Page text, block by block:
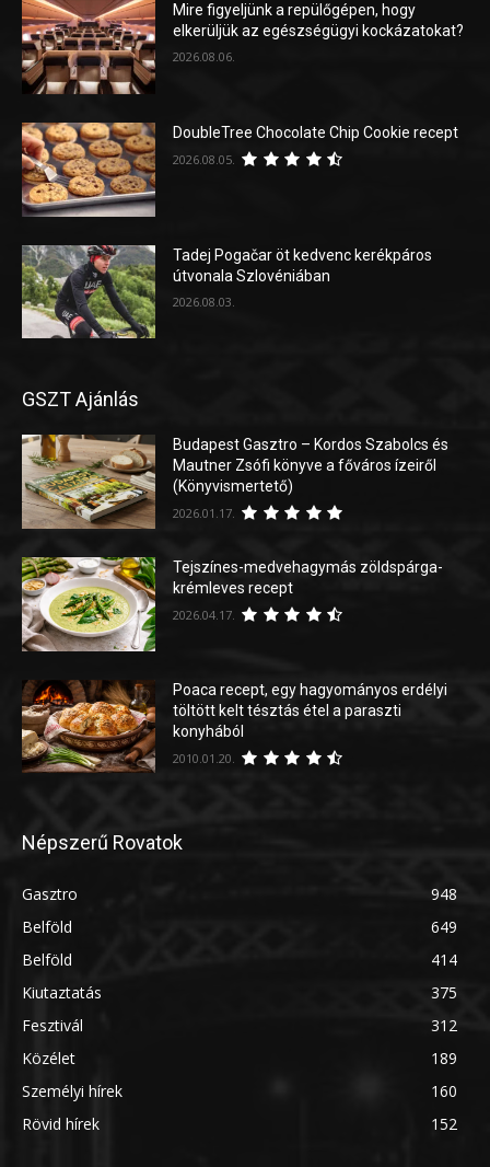
Mire figyeljünk a repülőgépen, hogy
elkerüljük az egészségügyi kockázatokat?
2026.08.06.
DoubleTree Chocolate Chip Cookie recept
2026.08.05.
Tadej Pogačar öt kedvenc kerékpáros
útvonala Szlovéniában
2026.08.03.
GSZT Ajánlás
Budapest Gasztro – Kordos Szabolcs és
Mautner Zsófi könyve a főváros ízeiről
(Könyvismertető)
2026.01.17.
Tejszínes-medvehagymás zöldspárga-
krémleves recept
2026.04.17.
Poaca recept, egy hagyományos erdélyi
töltött kelt tésztás étel a paraszti
konyhából
2010.01.20.
Népszerű Rovatok
Gasztro
948
Belföld
649
Belföld
414
Kiutaztatás
375
Fesztivál
312
Közélet
189
Személyi hírek
160
Rövid hírek
152